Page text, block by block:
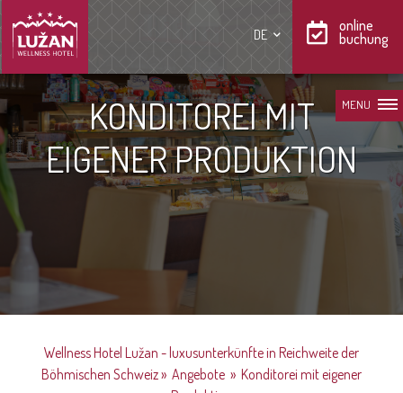
DE
online
buchung
MENU
KONDITOREI MIT
EIGENER PRODUKTION
Wellness Hotel Lužan - luxusunterkünfte in Reichweite der
Böhmischen Schweiz» Angebote » Konditorei mit eigener